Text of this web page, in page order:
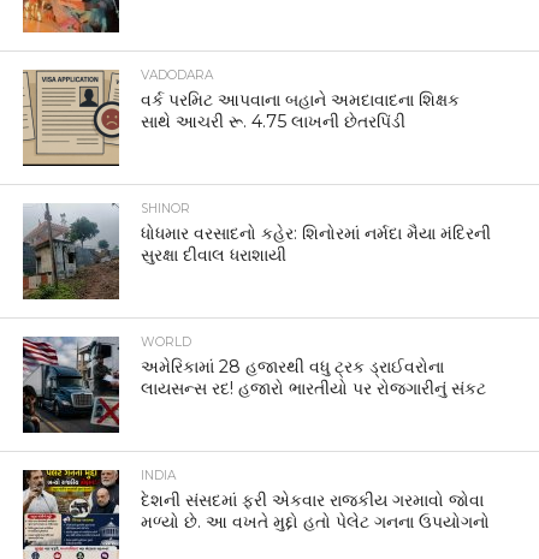
VADODARA
વર્ક પરમિટ આપવાના બહાને અમદાવાદના શિક્ષક
સાથે આચરી રૂ. 4.75 લાખની છેતરપિંડી
SHINOR
ધોધમાર વરસાદનો કહેર: શિનોરમાં નર્મદા મૈયા મંદિરની
સુરક્ષા દીવાલ ધરાશાયી
WORLD
અમેરિકામાં 28 હજારથી વધુ ટ્રક ડ્રાઈવરોના
લાયસન્સ રદ! હજારો ભારતીયો પર રોજગારીનું સંકટ
INDIA
દેશની સંસદમાં ફરી એકવાર રાજકીય ગરમાવો જોવા
મળ્યો છે. આ વખતે મુદ્દો હતો પેલેટ ગનના ઉપયોગનો